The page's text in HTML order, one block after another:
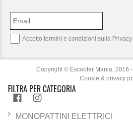
FILTRA PER CATEGORIA
MONOPATTINI ELETTRICI
Accetto termini e condizioni sulla Privacy
Copyright © Escooter Mania, 2016
Cookie & privacy